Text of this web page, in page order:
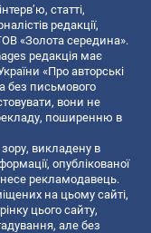
статті,
редакції,
«Золота середина».
редакція має
«Про авторські
без письмового
вони не
поширенню в
викладену в
опублікованої
несе рекламодавець.
на цьому сайті,
цього сайту,
але без